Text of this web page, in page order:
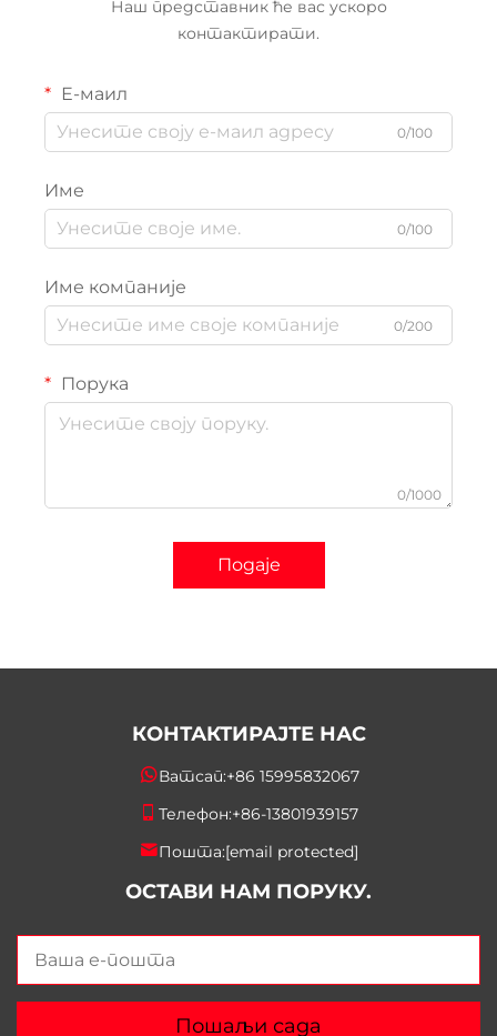
Наш представник ће вас ускоро
контактирати.
Е-маил
0/100
Име
0/100
Име компаније
0/200
Порука
0/1000
Подаје
КОНТАКТИРАЈТЕ НАС
Ватсап:+86 15995832067
Телефон:+86-13801939157
Пошта:[email protected]
ОСТАВИ НАМ ПОРУКУ.
Пошаљи сада